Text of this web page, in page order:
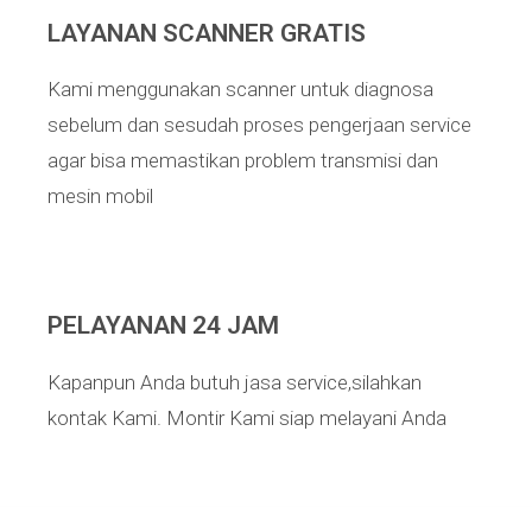
LAYANAN SCANNER GRATIS
Kami menggunakan scanner untuk diagnosa
sebelum dan sesudah proses pengerjaan service
agar bisa memastikan problem transmisi dan
mesin mobil
PELAYANAN 24 JAM
Kapanpun Anda butuh jasa service,silahkan
kontak Kami. Montir Kami siap melayani Anda